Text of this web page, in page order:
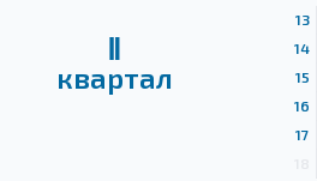
Ⅱ
квартал
13
14
15
16
17